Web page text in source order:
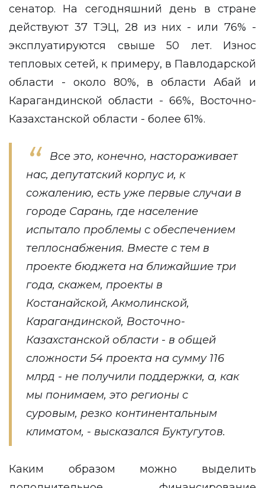
сенатор. На сегодняшний день в стране
действуют 37 ТЭЦ, 28 из них - или 76% -
эксплуатируются свыше 50 лет. Износ
тепловых сетей, к примеру, в Павлодарской
области - около 80%, в области Абай и
Карагандинской области - 66%, Восточно-
Казахстанской области - более 61%.
Все это, конечно, настораживает
нас, депутатский корпус и, к
сожалению, есть уже первые случаи в
городе Сарань, где население
испытало проблемы с обеспечением
теплоснабжения. Вместе с тем в
проекте бюджета на ближайшие три
года, скажем, проекты в
Костанайской, Акмолинской,
Карагандинской, Восточно-
Казахстанской области - в общей
сложности 54 проекта на сумму 116
млрд - не получили поддержки, а, как
мы понимаем, это регионы с
суровым, резко континентальным
климатом, - высказался Буктугутов.
Каким образом можно выделить